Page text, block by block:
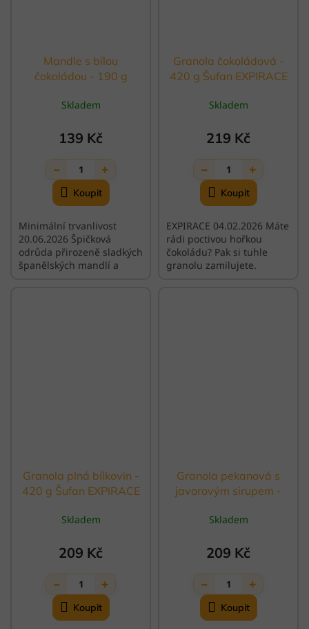
Mandle s bílou
čokoládou - 190 g
Skladem
139 Kč
− 1 +
Minimální trvanlivost
20.06.2026 Špičková
odrůda přirozeně sladkých
španělských mandlí a
Granola čokoládová -
420 g Šufan EXPIRACE
Skladem
219 Kč
− 1 +
EXPIRACE 04.02.2026 Máte
rádi poctivou hořkou
čokoládu? Pak si tuhle
granolu zamilujete.
Granola plná bílkovin -
420 g Šufan EXPIRACE
Skladem
209 Kč
− 1 +
Granola pekanová s
javorovým sirupem -
Skladem
209 Kč
− 1 +